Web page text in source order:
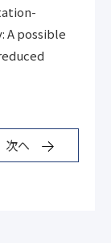
A possible
次へ